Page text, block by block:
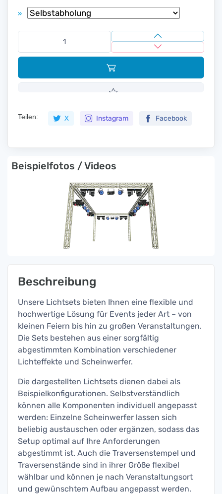
»
Teilen: X Instagram Facebook
Beispielfotos / Videos
Beschreibung
Unsere Lichtsets bieten Ihnen eine flexible und
hochwertige Lösung für Events jeder Art – von
kleinen Feiern bis hin zu großen Veranstaltungen.
Die Sets bestehen aus einer sorgfältig
abgestimmten Kombination verschiedener
Lichteffekte und Scheinwerfer.
Die dargestellten Lichtsets dienen dabei als
Beispielkonfigurationen. Selbstverständlich
können alle Komponenten individuell angepasst
werden: Einzelne Scheinwerfer lassen sich
beliebig austauschen oder ergänzen, sodass das
Setup optimal auf Ihre Anforderungen
abgestimmt ist. Auch die Traversenstempel und
Traversenstände sind in ihrer Größe flexibel
wählbar und können je nach Veranstaltungsort
und gewünschtem Aufbau angepasst werden.